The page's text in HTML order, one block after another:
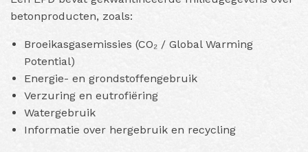
betonproducten, zoals:
Broeikasgasemissies (CO₂ / Global Warming
Potential)
Energie- en grondstoffengebruik
Verzuring en eutrofiëring
Watergebruik
Informatie over hergebruik en recycling